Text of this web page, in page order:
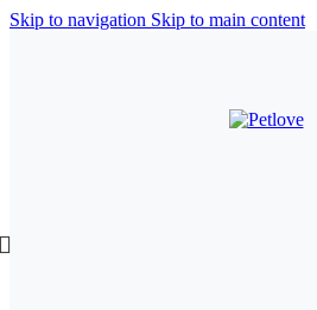
Skip to navigation Skip to main content